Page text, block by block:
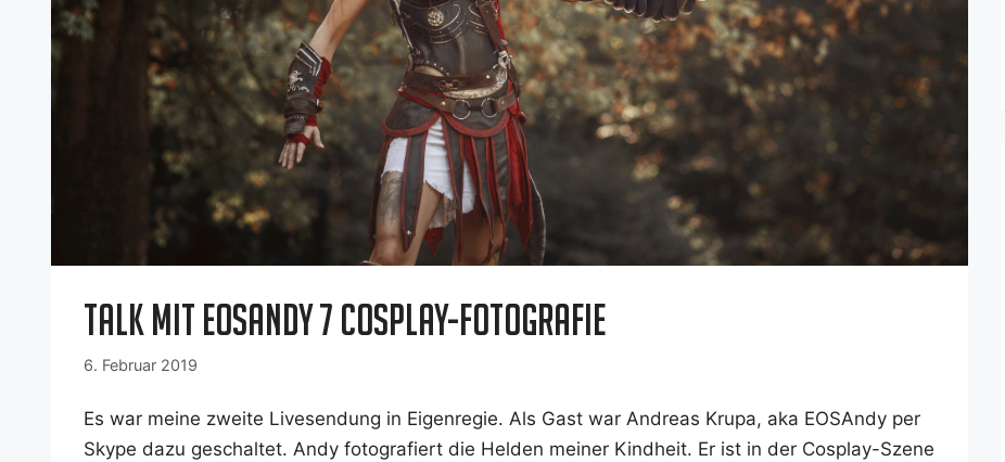
Talk mit EOSAndy 7 Cosplay-Fotografie
6. Februar 2019
Es war mei­ne zwei­te Live­sen­dung in Eigen­re­gie. Als Gast war Andre­as Krupa, aka EOSAn­dy per
Sky­pe dazu geschal­tet. Andy foto­gra­fiert die Hel­den mei­ner Kind­heit. Er ist in der Cos­play-Sze­ne